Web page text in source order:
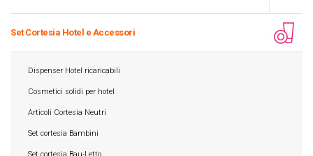
Set Cortesia Hotel e Accessori
Dispenser Hotel ricaricabili
Cosmetici solidi per hotel
Articoli Cortesia Neutri
Set cortesia Bambini